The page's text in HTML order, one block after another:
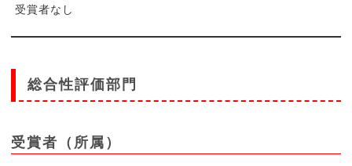
受賞者なし
総合性評価部門
受賞者（所属）